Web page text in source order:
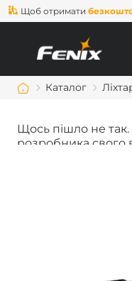
Щоб отримати
Каталог
Щось пішло не
розробника свого